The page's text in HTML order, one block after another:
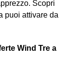
Scopri
puoi attivare da
Wind Tre a